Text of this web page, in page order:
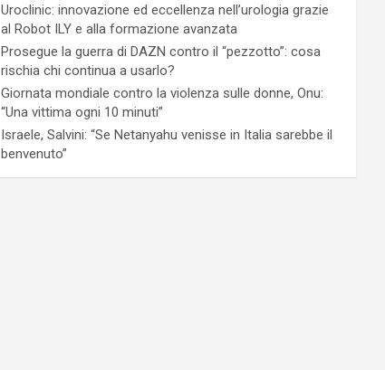
Uroclinic: innovazione ed eccellenza nell’urologia grazie
al Robot ILY e alla formazione avanzata
Prosegue la guerra di DAZN contro il “pezzotto”: cosa
rischia chi continua a usarlo?
Giornata mondiale contro la violenza sulle donne, Onu:
“Una vittima ogni 10 minuti”
Israele, Salvini: “Se Netanyahu venisse in Italia sarebbe il
benvenuto”